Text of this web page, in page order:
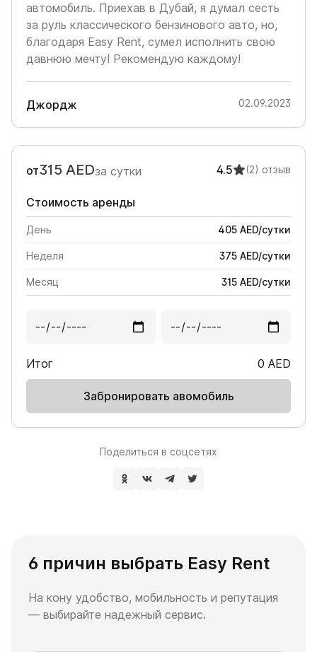
автомобиль. Приехав в Дубай, я думал сесть
за руль классического бензинового авто, но,
благодаря Easy Rent, сумел исполнить свою
давнюю мечту! Рекомендую каждому!
Джордж 02.09.2023
от315 AEDза сутки 4.5 (2) отзыв
Стоимость аренды
День 405 AED/сутки
Неделя 375 AED/сутки
Месяц 315 AED/сутки
Итог 0 AED
Забронировать авомобиль
Поделиться в соцсетях
6 причин выбрать Easy Rent
На кону удобство, мобильность и репутация
— выбирайте надежный сервис.